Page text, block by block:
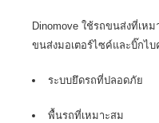
Dinomove ใช้รถขนส่งที่เห
ขนส่งมอเตอร์ไซค์และบิ๊กไบ
ระบบยึดรถที่ปลอดภัย
พื้นรถที่เหมาะสม